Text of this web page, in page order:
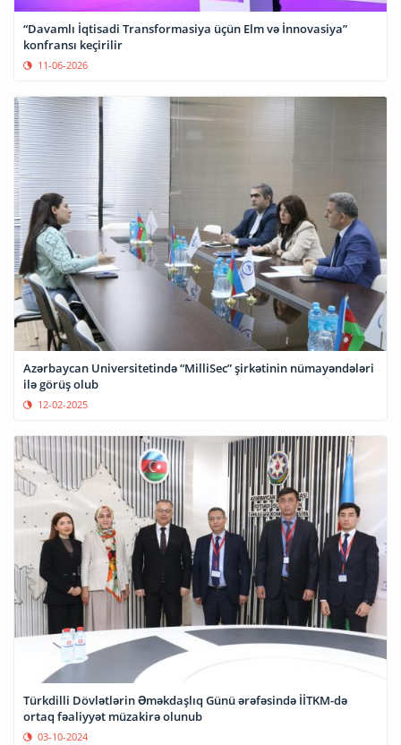
“Davamlı İqtisadi Transformasiya üçün Elm və İnnovasiya”
konfransı keçirilir
11-06-2026
Azərbaycan Universitetində “MilliSec” şirkətinin nümayəndələri
ilə görüş olub
12-02-2025
Türkdilli Dövlətlərin Əməkdaşlıq Günü ərəfəsində İİTKM-də
ortaq fəaliyyət müzakirə olunub
03-10-2024